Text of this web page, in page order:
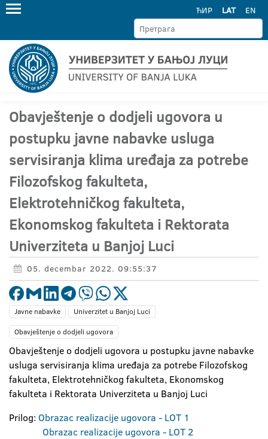
ЋИР LAT EN
Obavještenje o dodjeli ugovora u
postupku javne nabavke usluga
servisiranja klima uređaja za potrebe
Filozofskog fakulteta,
Elektrotehničkog fakulteta,
Ekonomskog fakulteta i Rektorata
Univerziteta u Banjoj Luci
05. decembar 2022. 09:55:37
Javne nabavke
Univerzitet u Banjoj Luci
Obavještenje o dodjeli ugovora
Obavještenje o dodjeli ugovora u postupku javne nabavke
usluga servisiranja klima uređaja za potrebe Filozofskog
fakulteta, Elektrotehničkog fakulteta, Ekonomskog
fakulteta i Rektorata Univerziteta u Banjoj Luci
Prilog: Obrazac realizacije ugovora - LOT 1
Obrazac realizacije ugovora - LOT 2